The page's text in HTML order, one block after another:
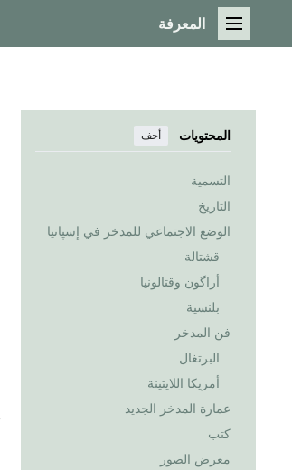
القائمة الرئيسية
المعرفة
المحتويات أخف
التسمية
التاريخ
الوضع الاجتماعي للمدخر في إسپانيا
قشتالة
أراگون وقتالونيا
بلنسية
فن المدخر
البرتغال
أمريكا اللايتينة
عمارة المدخر الجديد
كتب
معرض الصور